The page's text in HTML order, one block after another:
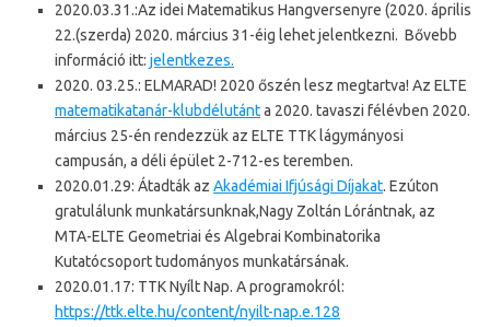
2020.03.31.:Az idei Matematikus Hangversenyre (2020. április
22.(szerda) 2020. március 31-éig lehet jelentkezni. Bővebb
információ itt: jelentkezes.
2020. 03.25.: ELMARAD! 2020 őszén lesz megtartva! Az ELTE
matematikatanár-klubdélutánta 2020. tavaszi félévben 2020.
március 25-én rendezzük az ELTE TTK lágymányosi
campusán, a déli épület 2-712-es teremben.
2020.01.29: Átadták az Akadémiai Ifjúsági Díjakat. Ezúton
gratulálunk munkatársunknak,Nagy Zoltán Lórántnak, az
MTA-ELTE Geometriai és Algebrai Kombinatorika
Kutatócsoport tudományos munkatársának.
2020.01.17: TTK Nyílt Nap. A programokról:
https://ttk.elte.hu/content/nyilt-nap.e.128